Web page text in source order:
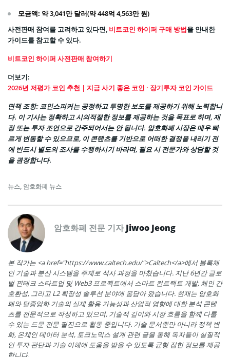
모금액: 약 3,041만 달러(약 448억 4,563만 원)
사전판매 참여를 고려하고 있다면, 비트코인 하이퍼 구매 방법을 안내한
가이드를 참고할 수 있다.
비트코인 하이퍼 사전판매 참여하기
더보기:
2026년 저평가 코인 추천 | 지금 사기 좋은 코인 · 장기투자 코인 가이드
면책 조항: 코인스피커는 공정하고 투명한 보도를 제공하기 위해 노력합니
다. 이 기사는 정확하고 시의적절한 정보를 제공하는 것을 목표로 하며, 재
정 또는 투자 조언으로 간주되어서는 안 됩니다. 암호화폐 시장은 매우 빠
르게 변동할 수 있으므로, 이 콘텐츠를 기반으로 어떠한 결정을 내리기 전
에 반드시 별도의 조사를 수행하시기 바라며, 필요 시 전문가와 상담할 것
을 권장합니다.
뉴스, 암호화폐 뉴스
암호화폐 전문 기자Jiwoo Jeong
본 작가는 <a href="https://www.caltech.edu/">Caltech</a>에서 블록체
인 기술과 분산 시스템을 주제로 석사 과정을 마쳤습니다. 지난 6년간 글로
벌 핀테크 스타트업 및 Web3 프로젝트에서 스마트 컨트랙트 개발, 체인 간
호환성, 그리고 L2 확장성 솔루션 분야에 몸담아 왔습니다. 현재는 암호화
폐와 탈중앙화 기술의 실제 활용 가능성과 산업적 영향에 대한 분석 콘텐
츠를 전문적으로 작성하고 있으며, 기술적 깊이와 시장 흐름을 함께 다룰
수 있는 드문 전문 필진으로 활동 중입니다. 기술 문서뿐만 아니라 정책 변
화, 온체인 데이터 분석, 토크노믹스 설계 관련 글을 통해 독자들이 실질적
인 투자 판단과 기술 이해에 도움을 받을 수 있도록 균형 잡힌 정보를 제공
합니다.